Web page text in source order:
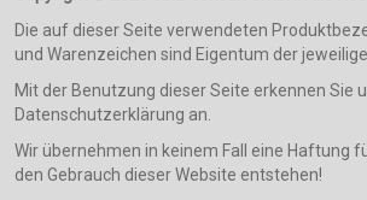
Die auf dieser Seite verwendeten
und Warenzeichen sind Eigentum der
Mit der Benutzung dieser Seite erkennen Sie
Datenschutzerklärung an.
Wir übernehmen in keinem Fall eine Haftung
den Gebrauch dieser Website entstehen!